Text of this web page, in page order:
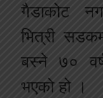
गैडाकोट
भित्री
बस्ने ७०
भएको हो ।